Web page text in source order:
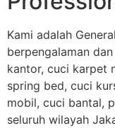
Kami adalah
berpengalaman
kantor, cuci karpet
spring bed, cuci
mobil, cuci bantal,
seluruh wilayah